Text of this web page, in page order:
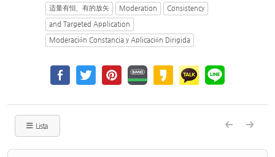
适量有恒，有的放矢
Moderation
Consistency
and Targeted Application
Moderación Constancia y Aplicación Dirigida
Lista